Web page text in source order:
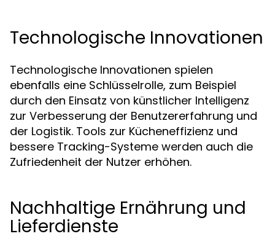
Technologische Innovationen
Technologische Innovationen spielen
ebenfalls eine Schlüsselrolle, zum Beispiel
durch den Einsatz von künstlicher Intelligenz
zur Verbesserung der Benutzererfahrung und
der Logistik. Tools zur Kücheneffizienz und
bessere Tracking-Systeme werden auch die
Zufriedenheit der Nutzer erhöhen.
Nachhaltige Ernährung und
Lieferdienste